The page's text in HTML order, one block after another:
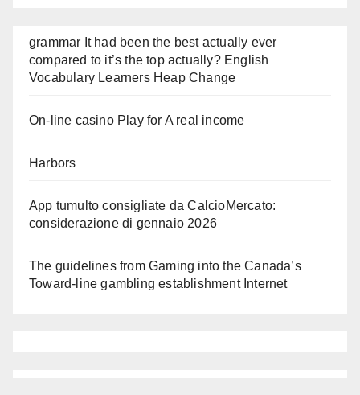
grammar It had been the best actually ever
compared to it’s the top actually? English
Vocabulary Learners Heap Change
On-line casino Play for A real income
Harbors
App tumulto consigliate da CalcioMercato:
considerazione di gennaio 2026
The guidelines from Gaming into the Canada’s
Toward-line gambling establishment Internet